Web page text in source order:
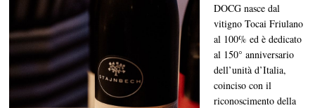
DOCG nasce dal
vitigno Tocai Friulano
al 100% ed è dedicato
al 150° anniversario
dell’unità d’Italia,
coinciso con il
riconoscimento della